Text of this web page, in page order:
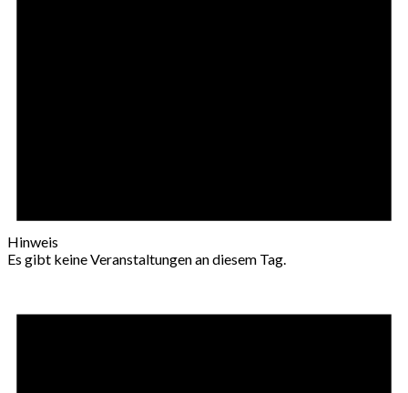
Hinweis
Es gibt keine Veranstaltungen an diesem Tag.